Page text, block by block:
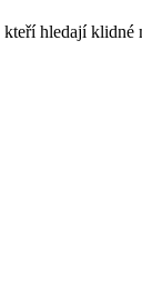
hledají klidné